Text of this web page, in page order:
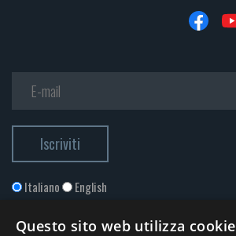
Italiano English
Questo sito web utilizza cookie